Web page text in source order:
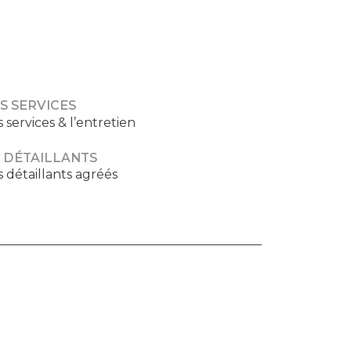
SERVICES
services & l’entretien
DÉTAILLANTS
détaillants agréés